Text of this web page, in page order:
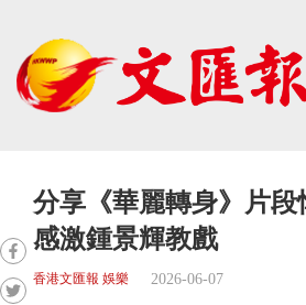
分享《華麗轉身》片段
感激鍾景輝教戲
香港文匯報 娛樂 2026-06-07